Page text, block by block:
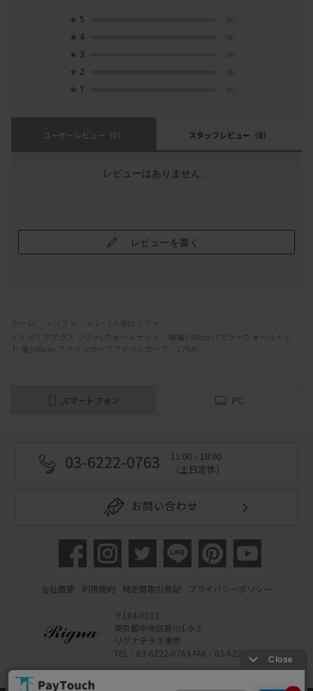
★ 5 (0)
★ 4 (0)
★ 3 (0)
★ 2 (0)
★ 1 (0)
ユーザーレビュー （0） スタッフレビュー （0）
レビューはありません。
レビューを書く
ホーム ソファ
2・3人掛けソファ
リベリアプラス ソファ(ウォールナット／横幅140cm) (カラーウォールナッ
ト 幅196cm ファインカーフファインカーフ：1754)
スマートフォン PC
03-6222-0763
11:00 - 18:00
（土日定休）
お問い合わせ
会社概要 利用規約 特定商取引表記 プライバシーポリシー
〒104-0033
東京都中央区新川1-9-3
リグナテラス東京
TEL：03-6222-0763 FAX：03-6222-0762
Powered by Watahan Partners Co., Ltd.